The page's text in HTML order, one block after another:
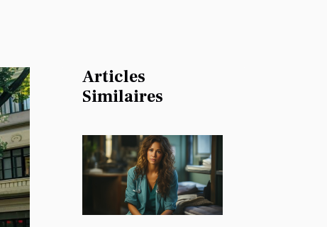
Articles
Similaires